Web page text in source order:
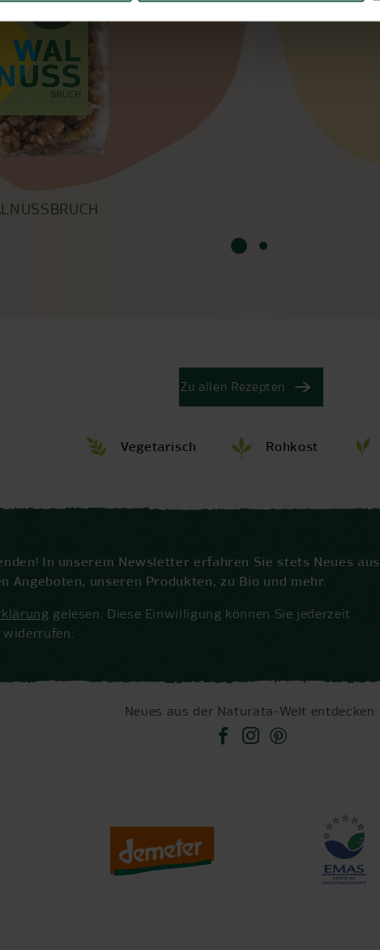
Zu allen Rezepten
Rohkost
Vegetarisch
In unserem Newsletter erfahren Sie stets Neues aus
Angeboten, unseren Produkten, zu Bio und mehr.
gelesen. Diese Einwilligung können Sie jederzeit
Neues aus der Naturata-Welt entdecken: